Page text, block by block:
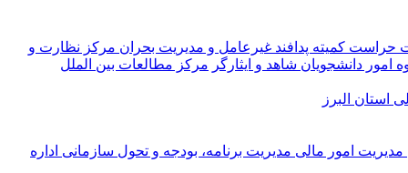
حراست کمیته پدافند غیرعامل و مدیریت بحران مرکز نظارت و
امور دانشجویان شاهد و ایثارگر مرکز مطالعات بین الملل
استان البرز
مدیریت امور مالی مدیریت برنامه، بودجه و تحول سازمانی اداره